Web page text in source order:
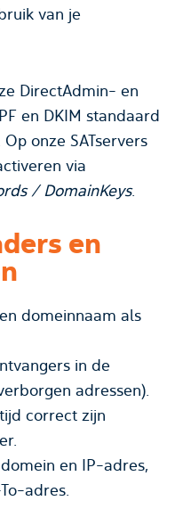
van je
DirectAdmin- en
en DKIM standaard
onze SATservers
via
/ DomainKeys.
en
domeinnaam als
in de
adressen).
correct zijn
en IP-adres,
adres.